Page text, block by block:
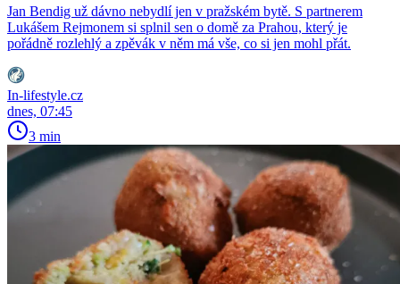
Jan Bendig už dávno nebydlí jen v pražském bytě. S partnerem
Lukášem Rejmonem si splnil sen o domě za Prahou, který je
pořádně rozlehlý a zpěvák v něm má vše, co si jen mohl přát.
In-lifestyle.cz
dnes, 07:45
3 min